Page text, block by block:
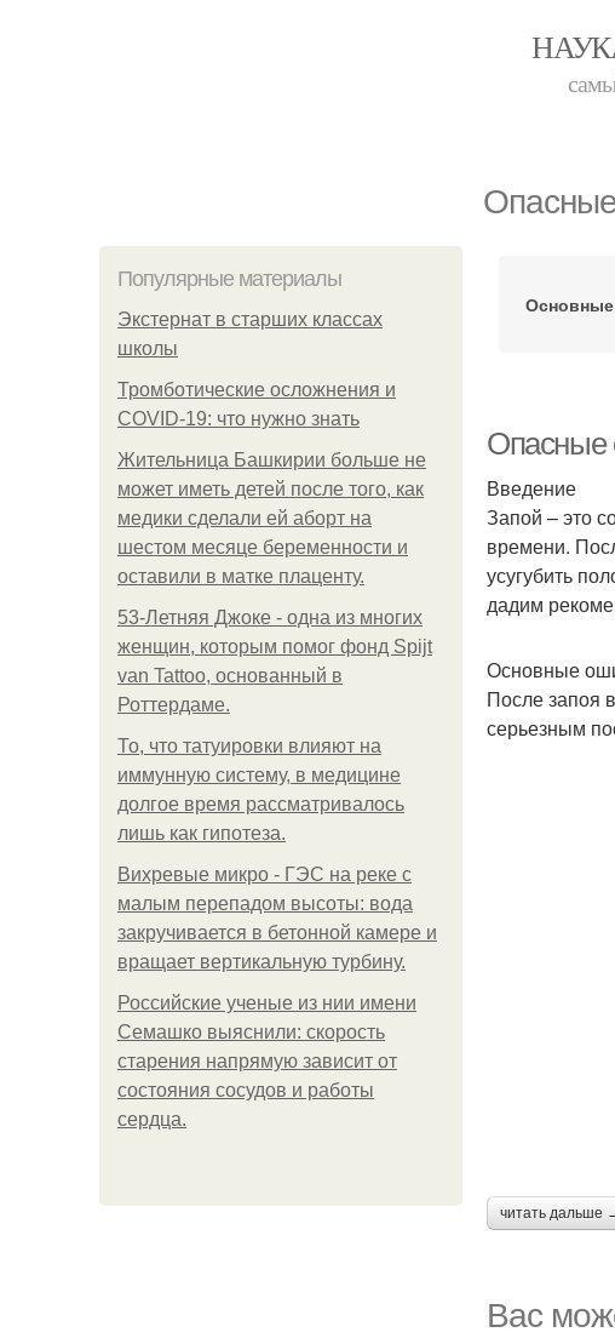
Популярные материалы
Экстернат в старших классах
школы
Тромботические осложнения и
COVID-19: что нужно знать
Жительница Башкирии больше не
может иметь детей после того, как
медики сделали ей аборт на
шестом месяце беременности и
оставили в матке плаценту.
53-Летняя Джоке - одна из многих
женщин, которым помог фонд Spijt
van Tattoo, основанный в
Роттердаме.
То, что татуировки влияют на
иммунную систему, в медицине
долгое время рассматривалось
лишь как гипотеза.
Вихревые микро - ГЭС на реке с
малым перепадом высоты: вода
закручивается в бетонной камере и
вращает вертикальную турбину.
Российские ученые из нии имени
Семашко выяснили: скорость
старения напрямую зависит от
состояния сосудов и работы
сердца.
Опасные
Введение
Запой – это
времени.
усугубить
дадим
Основные
После запоя
серьезным
читать дальше
Вас